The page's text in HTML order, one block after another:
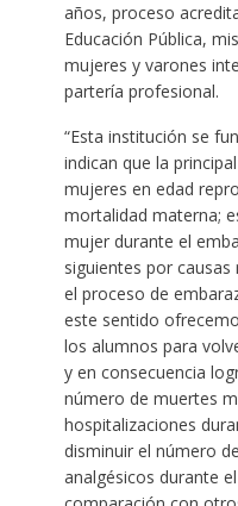
años, proceso
Educación Pública,
mujeres y varones
partería profesional.
“Esta institución se
indican que la
mujeres en edad
mortalidad materna;
mujer durante el
siguientes por
el proceso de
este sentido
los alumnos para
y en consecuencia
número de muertes
hospitalizaciones
disminuir el número
analgésicos durante